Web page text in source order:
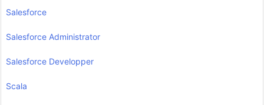
Salesforce
Salesforce Administrator
Salesforce Developper
Scala